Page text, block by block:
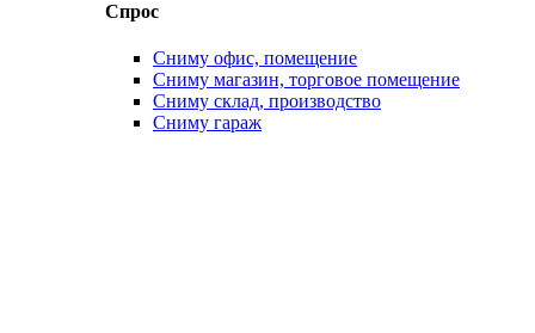
Спрос
Сниму офис, помещение
Сниму магазин, торговое помещение
Сниму склад, производство
Сниму гараж